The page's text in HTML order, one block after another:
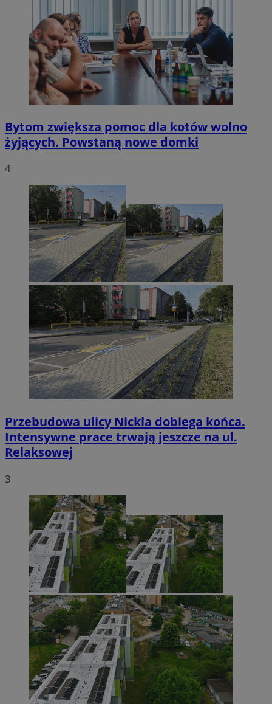
Bytom zwiększa pomoc dla kotów wolno
żyjących. Powstaną nowe domki
4
Przebudowa ulicy Nickla dobiega końca.
Intensywne prace trwają jeszcze na ul.
Relaksowej
3